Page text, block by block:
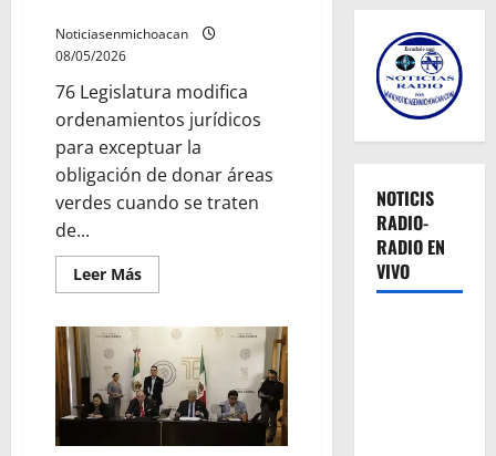
Noticiasenmichoacan
08/05/2026
⁠76 Legislatura modifica
ordenamientos jurídicos
para exceptuar la
obligación de donar áreas
verdes cuando se traten
de...
Leer MásLeer
más
Congreso
Estado
define
excepción
de
obligaciones
en
NOTICIS
RADIO-
RADIO EN
VIVO